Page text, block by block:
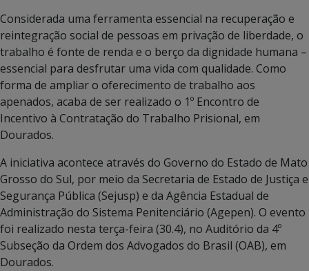
Considerada uma ferramenta essencial na recuperação e
reintegração social de pessoas em privação de liberdade, o
trabalho é fonte de renda e o berço da dignidade humana –
essencial para desfrutar uma vida com qualidade. Como
forma de ampliar o oferecimento de trabalho aos
apenados, acaba de ser realizado o 1º Encontro de
Incentivo à Contratação do Trabalho Prisional, em
Dourados.
A iniciativa acontece através do Governo do Estado de Mato
Grosso do Sul, por meio da Secretaria de Estado de Justiça e
Segurança Pública (Sejusp) e da Agência Estadual de
Administração do Sistema Penitenciário (Agepen). O evento
foi realizado nesta terça-feira (30.4), no Auditório da 4º
Subseção da Ordem dos Advogados do Brasil (OAB), em
Dourados.